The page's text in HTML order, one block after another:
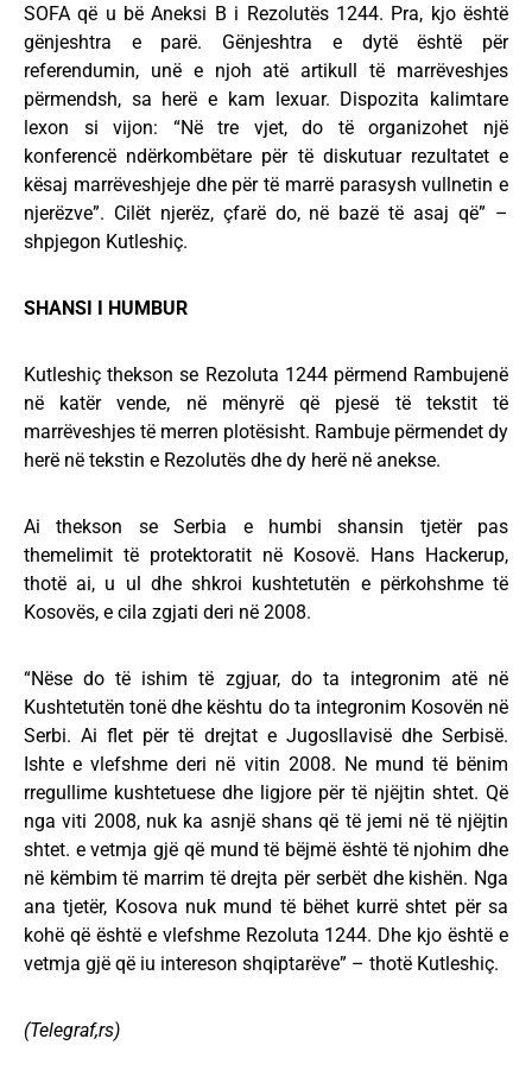
SOFA që u bë Aneksi B i Rezolutës 1244. Pra, kjo është
gënjeshtra e parë. Gënjeshtra e dytë është për
referendumin, unë e njoh atë artikull të marrëveshjes
përmendsh, sa herë e kam lexuar. Dispozita kalimtare
lexon si vijon: “Në tre vjet, do të organizohet një
konferencë ndërkombëtare për të diskutuar rezultatet e
kësaj marrëveshjeje dhe për të marrë parasysh vullnetin e
njerëzve”. Cilët njerëz, çfarë do, në bazë të asaj që” –
shpjegon Kutleshiç.
SHANSI I HUMBUR
Kutleshiç thekson se Rezoluta 1244 përmend Rambujenë
në katër vende, në mënyrë që pjesë të tekstit të
marrëveshjes të merren plotësisht. Rambuje përmendet dy
herë në tekstin e Rezolutës dhe dy herë në anekse.
Ai thekson se Serbia e humbi shansin tjetër pas
themelimit të protektoratit në Kosovë. Hans Hackerup,
thotë ai, u ul dhe shkroi kushtetutën e përkohshme të
Kosovës, e cila zgjati deri në 2008.
“Nëse do të ishim të zgjuar, do ta integronim atë në
Kushtetutën tonë dhe kështu do ta integronim Kosovën në
Serbi. Ai flet për të drejtat e Jugosllavisë dhe Serbisë.
Ishte e vlefshme deri në vitin 2008. Ne mund të bënim
rregullime kushtetuese dhe ligjore për të njëjtin shtet. Që
nga viti 2008, nuk ka asnjë shans që të jemi në të njëjtin
shtet. e vetmja gjë që mund të bëjmë është të njohim dhe
në këmbim të marrim të drejta për serbët dhe kishën. Nga
ana tjetër, Kosova nuk mund të bëhet kurrë shtet për sa
kohë që është e vlefshme Rezoluta 1244. Dhe kjo është e
vetmja gjë që iu intereson shqiptarëve” – thotë Kutleshiç.
(Telegraf,rs)